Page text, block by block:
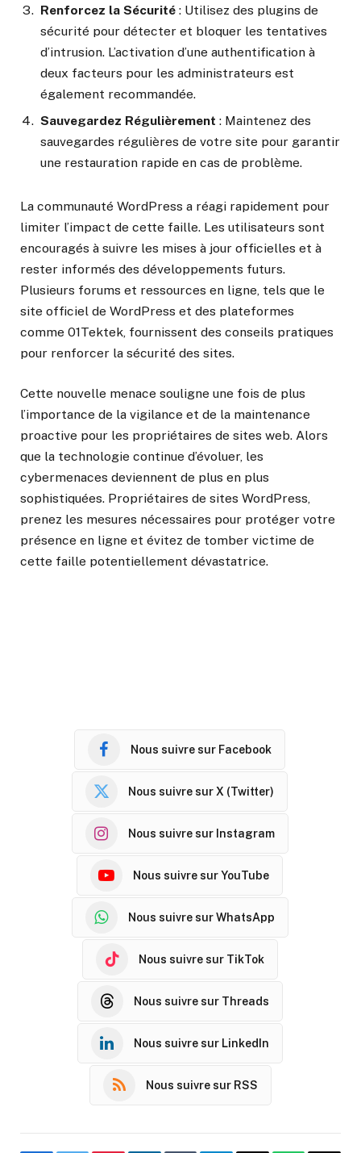
Renforcez la Sécurité : Utilisez des plugins de
sécurité pour détecter et bloquer les tentatives
d’intrusion. L’activation d’une authentification à
deux facteurs pour les administrateurs est
également recommandée.
Sauvegardez Régulièrement : Maintenez des
sauvegardes régulières de votre site pour garantir
une restauration rapide en cas de problème.
La communauté WordPress a réagi rapidement pour
limiter l’impact de cette faille. Les utilisateurs sont
encouragés à suivre les mises à jour officielles et à
rester informés des développements futurs.
Plusieurs forums et ressources en ligne, tels que le
site officiel de WordPress et des plateformes
comme 01Tektek, fournissent des conseils pratiques
pour renforcer la sécurité des sites.
Cette nouvelle menace souligne une fois de plus
l’importance de la vigilance et de la maintenance
proactive pour les propriétaires de sites web. Alors
que la technologie continue d’évoluer, les
cybermenaces deviennent de plus en plus
sophistiquées. Propriétaires de sites WordPress,
prenez les mesures nécessaires pour protéger votre
présence en ligne et évitez de tomber victime de
cette faille potentiellement dévastatrice.
Nous suivre sur Facebook
Nous suivre sur X (Twitter)
Nous suivre sur Instagram
Nous suivre sur YouTube
Nous suivre sur WhatsApp
Nous suivre sur TikTok
Nous suivre sur Threads
Nous suivre sur LinkedIn
Nous suivre sur RSS